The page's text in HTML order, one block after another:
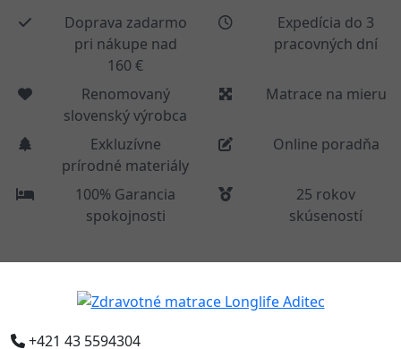
Doprava zadarmo
pri nákupe nad
160 €
Expedícia do 3
pracovných dní
Renomovaný
slovenský výrobca
Matrace na mieru
Exkluzívne
prírodné materiály
Online poradňa
100% Garancia
spokojnosti
25 rokov
skúseností
+421 43 5594304